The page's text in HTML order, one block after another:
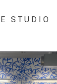
STUDIO